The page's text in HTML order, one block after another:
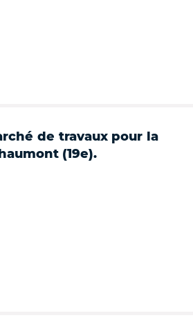
de travaux pour la
(19e).